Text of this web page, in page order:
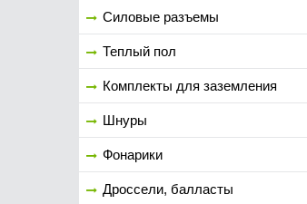
Силовые разъемы
Теплый пол
Комплекты для заземления
Шнуры
Фонарики
Дроссели, балласты